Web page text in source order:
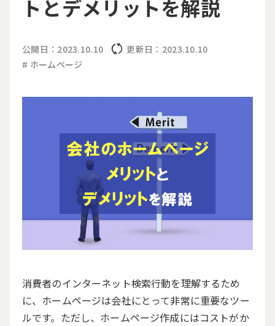
トとデメリットを解説
公開日：2023.10.10
更新日：2023.10.10
# ホームページ
消費者のインターネット検索行動を理解するため
に、ホームページは会社にとって非常に重要なツー
ルです。ただし、ホームページ作成にはコストがか